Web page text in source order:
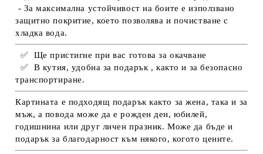
- За максимална устойчивост на боите е използвано
защитно покритие, което позволява и почистване с
хладка вода.
✅
Ще пристигне при вас готова за окачване
✅
В кутия, удобна за подарък , както и за безопасно
транспортиране.
Картината е подходящ подарък както за жена, така и за
мъж, а повода може да е рожден ден, юбилей,
годишнина или друг личен празник. Може да бъде и
подарък за благодарност към някого, когото цените.